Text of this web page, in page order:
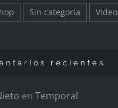
Sin categoría Vídeo
recientes
en Temporal